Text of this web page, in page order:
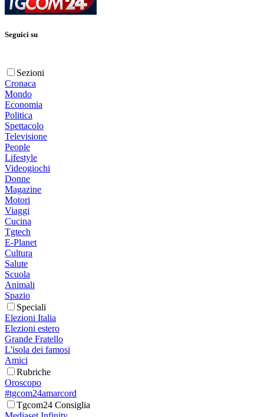
Seguici su
Sezioni
Cronaca
Mondo
Economia
Politica
Spettacolo
Televisione
People
Lifestyle
Videogiochi
Donne
Magazine
Motori
Viaggi
Cucina
Tgtech
E-Planet
Cultura
Salute
Scuola
Animali
Spazio
Speciali
Elezioni Italia
Elezioni estero
Grande Fratello
L'isola dei famosi
Amici
Rubriche
Oroscopo
#tgcom24amarcord
Tgcom24 Consiglia